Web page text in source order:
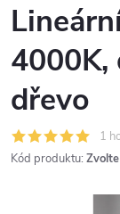
4000K,
dřevo
1
Kód produktu: